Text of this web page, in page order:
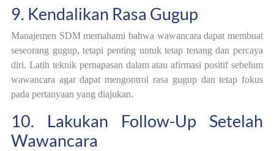
9. Kendalikan Rasa Gugup
Manajemen SDM memahami bahwa wawancara dapat membuat
seseorang gugup, tetapi penting untuk tetap tenang dan percaya
diri. Latih teknik pernapasan dalam atau afirmasi positif sebelum
wawancara agar dapat mengontrol rasa gugup dan tetap fokus
pada pertanyaan yang diajukan.
10. Lakukan Follow-Up Setelah
Wawancara